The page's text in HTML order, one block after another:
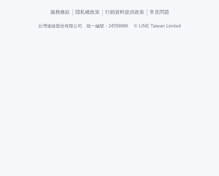
服務條款 隱私權政策 行銷資料提供政策 常見問題
台灣連線股份有限公司 統一編號：24556886 © LINE Taiwan Limited